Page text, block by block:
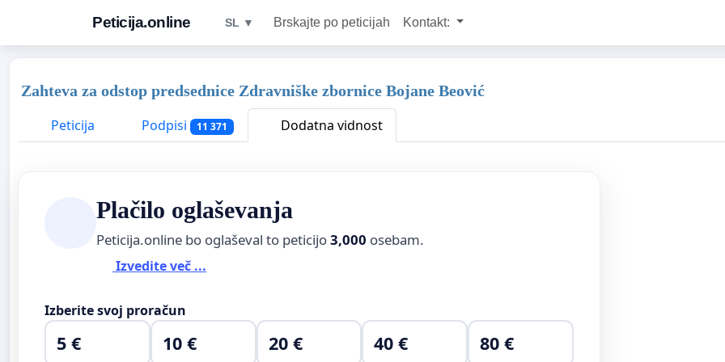
Peticija.online SL ▼ Brskajte po peticijah Kontakt:
Zahteva za odstop predsednice Zdravniške zbornice Bojane Beović
Peticija
Podpisi 11 371 Dodatna vidnost
Plačilo oglaševanja
Peticija.online bo oglaševal to peticijo3,000 osebam.
Izvedite več ...
Izberite svoj proračun
5 € 10 € 20 € 40 € 80 €